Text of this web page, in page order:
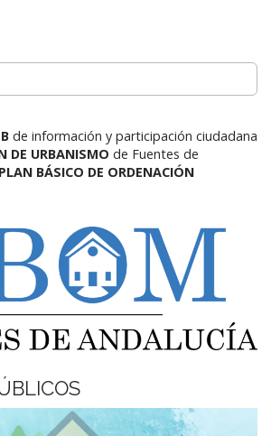
de información y participación ciudadana
DE URBANISMO de Fuentes de
PLAN BÁSICO DE ORDENACIÓN